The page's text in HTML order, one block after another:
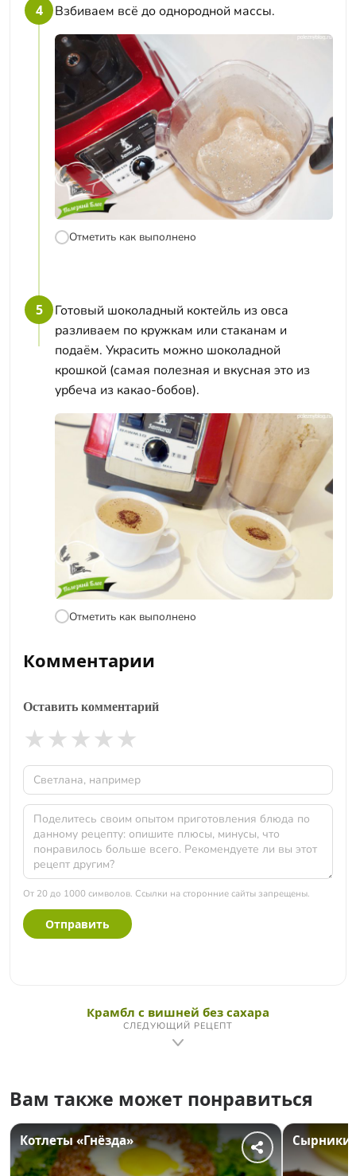
4 Взбиваем всё до однородной массы.
Отметить как выполнено
5
Готовый шоколадный коктейль из овса
разливаем по кружкам или стаканам и
подаём. Украсить можно шоколадной
крошкой (самая полезная и вкусная это из
урбеча из какао-бобов).
Отметить как выполнено
Комментарии
Оставить комментарий
★★★★★
От 20 до 1000 символов. Ссылки на сторонние сайты запрещены.
Отправить
Крамбл с вишней без сахара
СЛЕДУЮЩИЙ РЕЦЕПТ
Вам также может понравиться
Котлеты «Гнёзда» Cырники